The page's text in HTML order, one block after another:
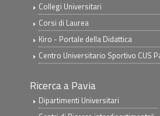
Collegi Universitari
Corsi di Laurea
Kiro - Portale della Didattica
Centro Universitario Sportivo CUS
Ricerca a Pavia
Dipartimenti Universitari